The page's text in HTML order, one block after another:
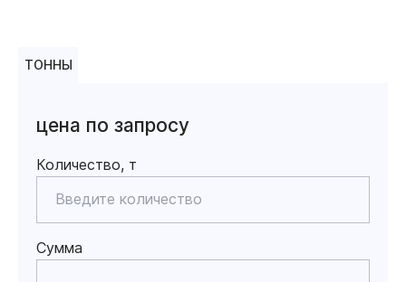
ТОННЫ
цена по запросу
Количество, т
Сумма